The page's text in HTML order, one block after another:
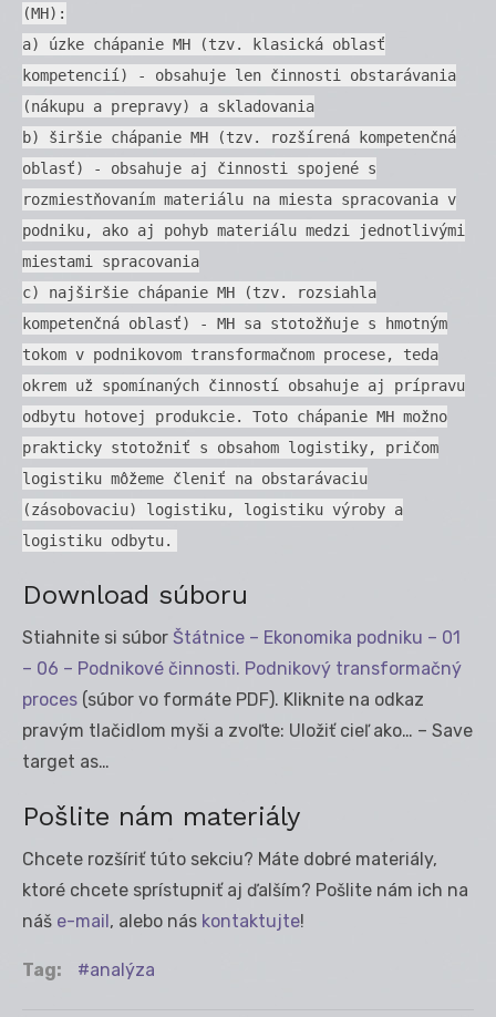
(MH):
a) úzke chápanie MH (tzv. klasická oblasť
kompetencií) - obsahuje len činnosti obstarávania
(nákupu a prepravy) a skladovania
b) širšie chápanie MH (tzv. rozšírená kompetenčná
oblasť) - obsahuje aj činnosti spojené s
rozmiestňovaním materiálu na miesta spracovania v
podniku, ako aj pohyb materiálu medzi jednotlivými
miestami spracovania
c) najširšie chápanie MH (tzv. rozsiahla
kompetenčná oblasť) - MH sa stotožňuje s hmotným
tokom v podnikovom transformačnom procese, teda
okrem už spomínaných činností obsahuje aj prípravu
odbytu hotovej produkcie. Toto chápanie MH možno
prakticky stotožniť s obsahom logistiky, pričom
logistiku môžeme členiť na obstarávaciu
(zásobovaciu) logistiku, logistiku výroby a
logistiku odbytu.
Download súboru
Stiahnite si súbor Štátnice – Ekonomika podniku – 01
– 06 – Podnikové činnosti. Podnikový transformačný
proces (súbor vo formáte PDF). Kliknite na odkaz
pravým tlačidlom myši a zvoľte: Uložiť cieľ ako… – Save
target as…
Pošlite nám materiály
Chcete rozšíriť túto sekciu? Máte dobré materiály,
ktoré chcete sprístupniť aj ďalším? Pošlite nám ich na
náš e-mail, alebo nás kontaktujte!
Tag: analýza